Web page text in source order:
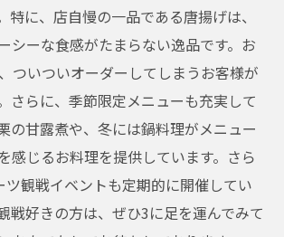
特に、店自慢の一品である唐揚げは、
シーな食感がたまらない逸品です。お
ついついオーダーしてしまうお客様が
さらに、季節限定メニューも充実して
の甘露煮や、冬には鍋料理がメニュー
感じるお料理を提供しています。さら
ツ観戦イベントも定期的に開催してい
戦好きの方は、ぜひ3に足を運んでみて